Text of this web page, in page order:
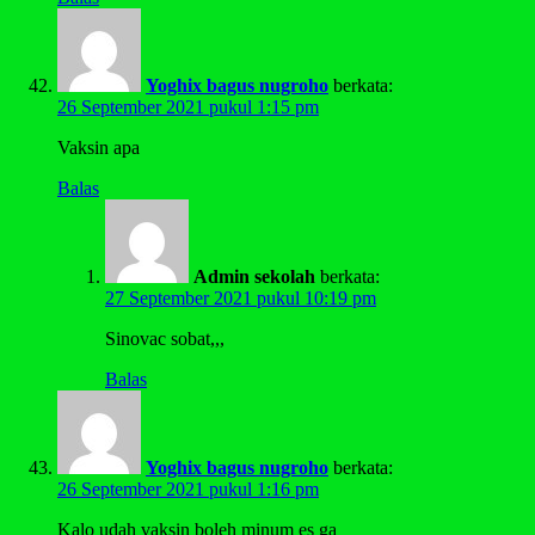
Yoghix bagus nugroho berkata:
26 September 2021 pukul 1:15 pm
Vaksin apa
Balas
Admin sekolah berkata:
27 September 2021 pukul 10:19 pm
Sinovac sobat,,,
Balas
Yoghix bagus nugroho berkata:
26 September 2021 pukul 1:16 pm
Kalo udah vaksin boleh minum es ga